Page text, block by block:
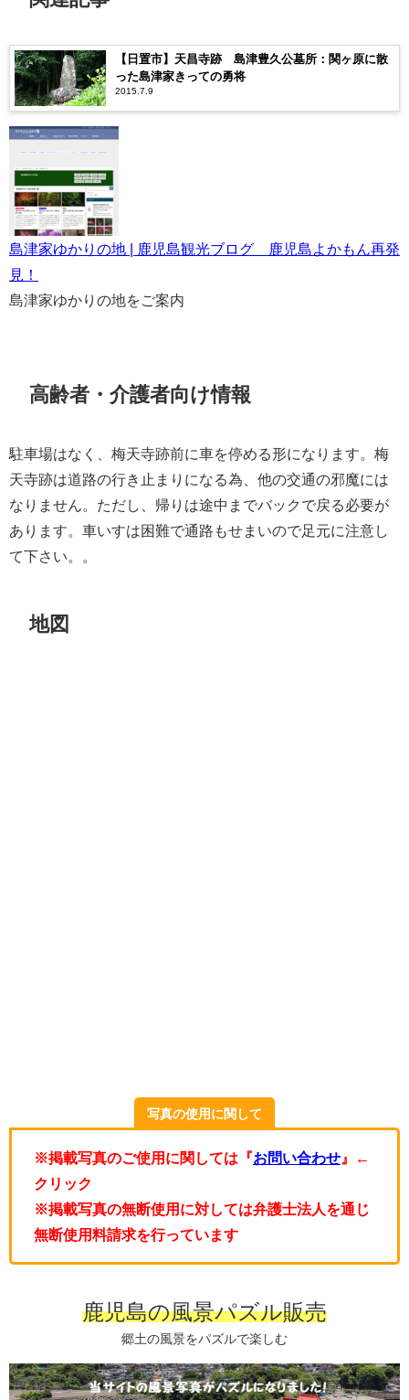
【日置市】天昌寺跡 島津豊久公墓所：関ヶ原に散
った島津家きっての勇将
2015.7.9
島津家ゆかりの地 | 鹿児島観光ブログ 鹿児島よかもん再発
見！
島津家ゆかりの地をご案内
高齢者・介護者向け情報
駐車場はなく、梅天寺跡前に車を停める形になります。梅
天寺跡は道路の行き止まりになる為、他の交通の邪魔には
なりません。ただし、帰りは途中までバックで戻る必要が
あります。車いすは困難で通路もせまいので足元に注意し
て下さい。。
地図
写真の使用に関して
※掲載写真のご使用に関しては『お問い合わせ 』←
クリック
※掲載写真の無断使用に対しては弁護士法人を通じ
無断使用料請求を行っています
鹿児島の風景パズル販売
郷土の風景をパズルで楽しむ